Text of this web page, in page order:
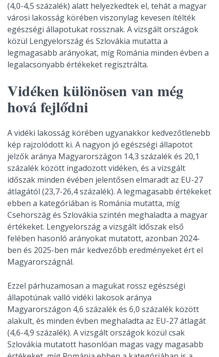
(4,0-4,5 százalék) alatt helyezkedtek el, tehát a magyar
városi lakosság körében viszonylag kevesen ítélték
egészségi állapotukat rossznak. A vizsgált országok
közül Lengyelország és Szlovákia mutatta a
legmagasabb arányokat, míg Románia minden évben a
legalacsonyabb értékeket regisztrálta.
Vidéken különösen van még
hová fejlődni
A vidéki lakosság körében ugyanakkor kedvezőtlenebb
kép rajzolódott ki. A nagyon jó egészségi állapotot
jelzők aránya Magyarországon 14,3 százalék és 20,1
százalék között ingadozott vidéken, és a vizsgált
időszak minden évében jelentősen elmaradt az EU-27
átlagától (23,7-26,4 százalék). A legmagasabb értékeket
ebben a kategóriában is Románia mutatta, míg
Csehország és Szlovákia szintén meghaladta a magyar
értékeket. Lengyelország a vizsgált időszak első
felében hasonló arányokat mutatott, azonban 2024-
ben és 2025-ben már kedvezőbb eredményeket ért el
Magyarországnál.
Ezzel párhuzamosan a magukat rossz egészségi
állapotúnak valló vidéki lakosok aránya
Magyarországon 4,6 százalék és 6,0 százalék között
alakult, és minden évben meghaladta az EU-27 átlagát
(4,6-4,9 százalék). A vizsgált országok közül csak
Szlovákia mutatott hasonlóan magas vagy magasabb